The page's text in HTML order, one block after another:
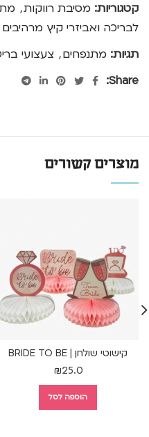
קטגוריות: מסיבת רווקות,
לבריכה ואביזרי קיץ מרהיבים
תגיות: מתנפחים, צעצועי
Share:
מוצרים קשורים
קישוטי שולחן | BRIDE TO BE
₪25.0
הוספה לסל